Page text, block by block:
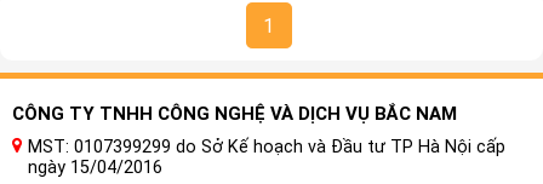
1
CÔNG TY TNHH CÔNG NGHỆ VÀ DỊCH VỤ BẮC NAM
MST: 0107399299 do Sở Kế hoạch và Đầu tư TP Hà Nội cấp
ngày 15/04/2016